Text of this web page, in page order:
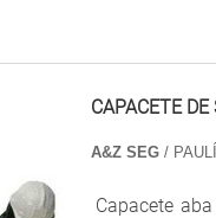
CAPACETE
A&Z SEG /
Capacete